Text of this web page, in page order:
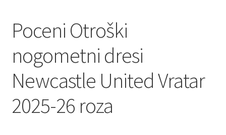
Poceni Otroški
nogometni dresi
Newcastle United Vratar
2025-26 roza